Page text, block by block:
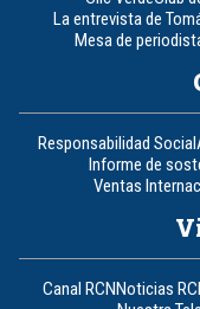
La entrevista de
Mesa de
Responsabilidad Social
Informe de
Ventas
Canal RCNNoticias